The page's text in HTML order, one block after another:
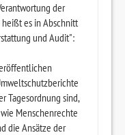
der
heißt es in Abschnitt
und Audit":
Tagesordnung sind,
Menschenrechte
die Ansätze der